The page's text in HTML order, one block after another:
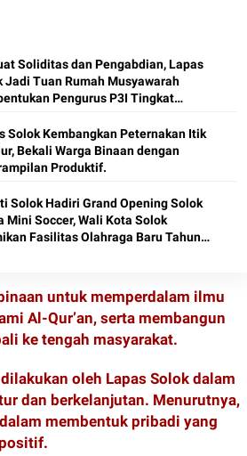
Soliditas dan Pengabdian, Lapas
Jadi Tuan Rumah Musyawarah
Pengurus P3I Tingkat
Solok Kembangkan Peternakan Itik
Bekali Warga Binaan dengan
Produktif.
Solok Hadiri Grand Opening Solok
Mini Soccer, Wali Kota Solok
Fasilitas Olahraga Baru Tahun
untuk memperdalam ilmu
Al-Qur’an, serta membangun
ke tengah masyarakat.
oleh Lapas Solok dalam
dan berkelanjutan. Menurutnya,
membentuk pribadi yang